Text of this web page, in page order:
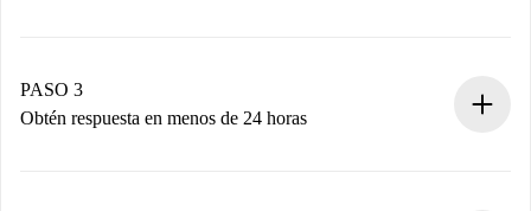
propietario acepte.
PASO 3
Obtén respuesta en menos de 24 horas